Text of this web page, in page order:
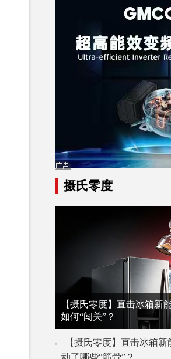
摄氏零度
【摄氏零度】直击冰箱新
如何“闯关”？
【摄氏零度】直击冰箱
动了哪些“筋骨”？